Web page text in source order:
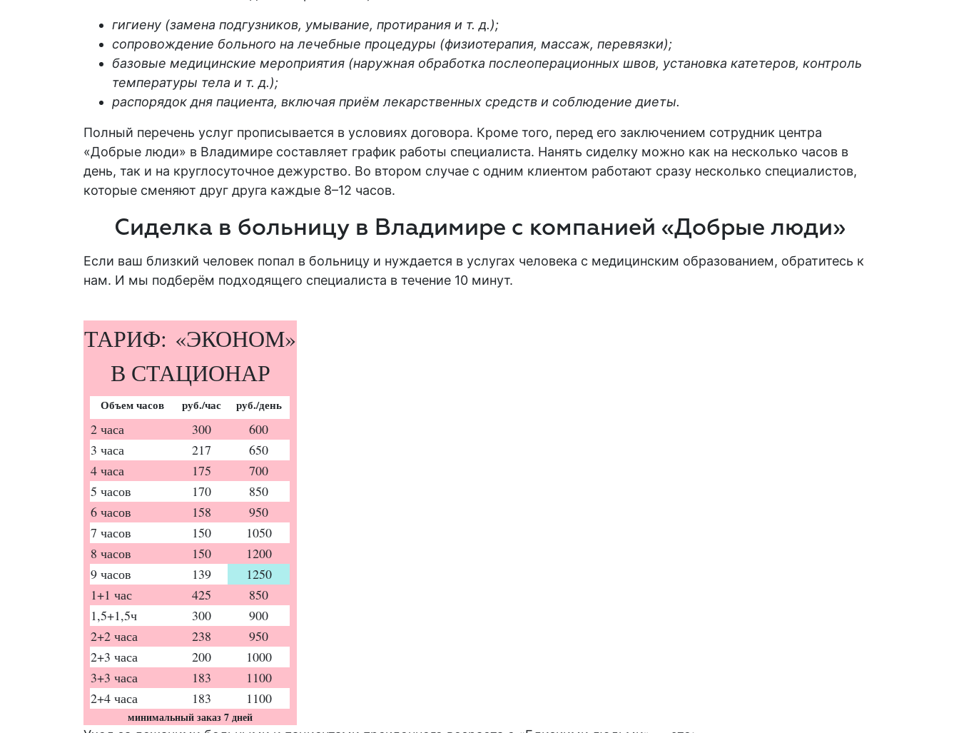
гигиену (замена подгузников, умывание, протирания и т. д.);
сопровождение больного на лечебные процедуры (физиотерапия, массаж, перевязки);
базовые медицинские мероприятия (наружная обработка послеоперационных швов, установка катетеров, контроль
температуры тела и т. д.);
распорядок дня пациента, включая приём лекарственных средств и соблюдение диеты.
Полный перечень услуг прописывается в условиях договора. Кроме того, перед его заключением сотрудник центра
«Добрые люди» в Владимире составляет график работы специалиста. Нанять сиделку можно как на несколько часов в
день, так и на круглосуточное дежурство. Во втором случае с одним клиентом работают сразу несколько специалистов,
которые сменяют друг друга каждые 8–12 часов.
Сиделка в больницу в Владимире с компанией «Добрые люди»
Если ваш близкий человек попал в больницу и нуждается в услугах человека с медицинским образованием, обратитесь к
нам. И мы подберём подходящего специалиста в течение 10 минут.
ТАРИФ: «ЭКОНОМ»
В СТАЦИОНАР
Объем часов руб./час руб./день
2 часа 300
600
3 часа
217
650
4 часа
175
700
5 часов
170
850
6 часов
158
950
7 часов
150
1050
8 часов
150
1200
9 часов
139
1250
1+1 час
425
850
1,5+1,5ч
300
900
2+2 часа
238
950
2+3 часа
200
1000
3+3 часа
183
1100
2+4 часа
183 1100
минимальный заказ 7 дней